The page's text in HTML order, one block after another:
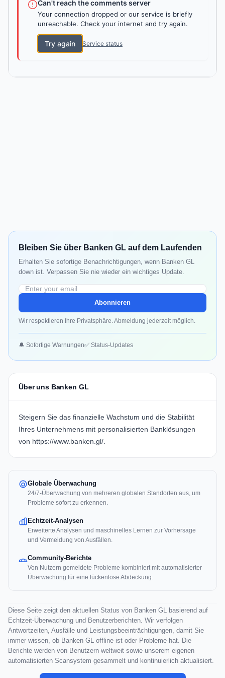
Can't reach the comments server
Your connection dropped or our service is briefly
unreachable. Check your internet and try again.
Try again Service status
Bleiben Sie über Banken GL auf dem Laufenden
Erhalten Sie sofortige Benachrichtigungen, wenn Banken GL
down ist. Verpassen Sie nie wieder ein wichtiges Update.
Abonnieren
Wir respektieren Ihre Privatsphäre. Abmeldung jederzeit möglich.
🔔 Sofortige Warnungen✅ Status-Updates
Über uns Banken GL
Steigern Sie das finanzielle Wachstum und die Stabilität
Ihres Unternehmens mit personalisierten Banklösungen
von https://www.banken.gl/.
Globale Überwachung
24/7-Überwachung von mehreren globalen Standorten aus, um
Probleme sofort zu erkennen.
Echtzeit-Analysen
Erweiterte Analysen und maschinelles Lernen zur Vorhersage
und Vermeidung von Ausfällen.
Community-Berichte
Von Nutzern gemeldete Probleme kombiniert mit automatisierter
Überwachung für eine lückenlose Abdeckung.
Diese Seite zeigt den aktuellen Status von Banken GL basierend auf
Echtzeit-Überwachung und Benutzerberichten. Wir verfolgen
Antwortzeiten, Ausfälle und Leistungsbeeinträchtigungen, damit Sie
immer wissen, ob Banken GL offline ist oder Probleme hat. Die
Berichte werden von Benutzern weltweit sowie unserem eigenen
automatisierten Scansystem gesammelt und kontinuierlich aktualisiert.